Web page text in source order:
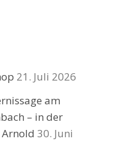
21. Juli 2026
am
30. Juni